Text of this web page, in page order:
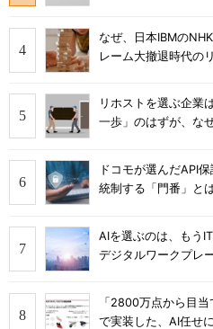
なぜ、日本IBMの
レーム大撤退時代の
リホストを選ぶ企
一歩」のはずが、な
ドコモが選んだAPI
統制する「門番」と
AIを選ぶのは、もう
デジタルワークプレ
「2800万点から目
で実装した、AI任せ